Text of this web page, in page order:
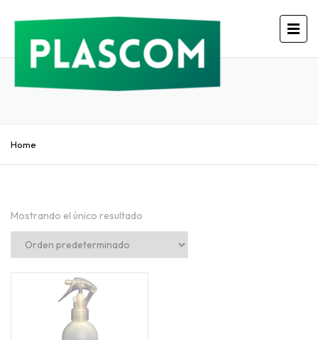
Home
Mostrando el único resultado